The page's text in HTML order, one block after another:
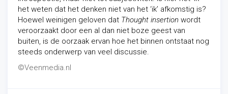
het weten dat het denken niet van het ‘ik’ afkomstig is?
Hoewel weinigen geloven dat Thought insertion wordt
veroorzaakt door een al dan niet boze geest van
buiten, is de oorzaak ervan hoe het binnen ontstaat nog
steeds onderwerp van veel discussie.
©Veenmedia.nl